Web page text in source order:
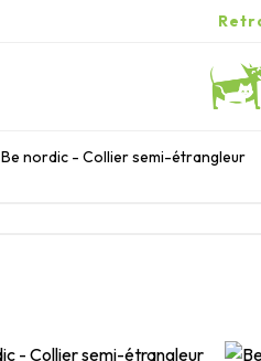
Be nordic - Collier semi-étrangleur